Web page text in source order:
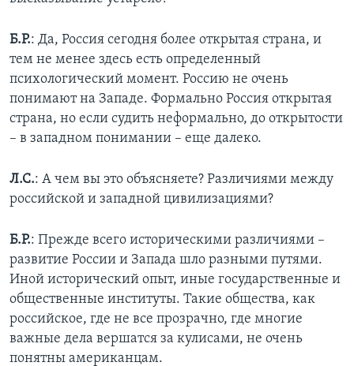
Б.Р.: Да, Россия сегодня более открытая страна, и
тем не менее здесь есть определенный
психологический момент. Россию не очень
понимают на Западе. Формально Россия открытая
страна, но если судить неформально, до открытости
– в западном понимании – еще далеко.
Л.С.: А чем вы это объясняете? Различиями между
российской и западной цивилизациями?
Б.Р.: Прежде всего историческими различиями –
развитие России и Запада шло разными путями.
Иной исторический опыт, иные государственные и
общественные институты. Такие общества, как
российское, где не все прозрачно, где многие
важные дела вершатся за кулисами, не очень
понятны американцам.